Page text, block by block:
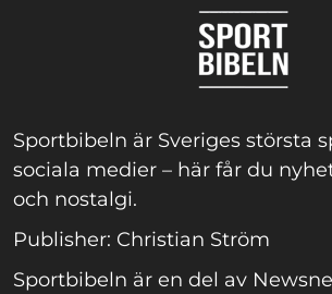
Sportbibeln är Sveriges största
sociala medier – här får du
och nostalgi.
Publisher: Christian Ström
Sportbibeln är en del av